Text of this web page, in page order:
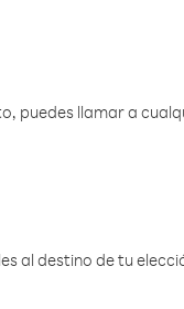
puedes llamar a
al destino de tu